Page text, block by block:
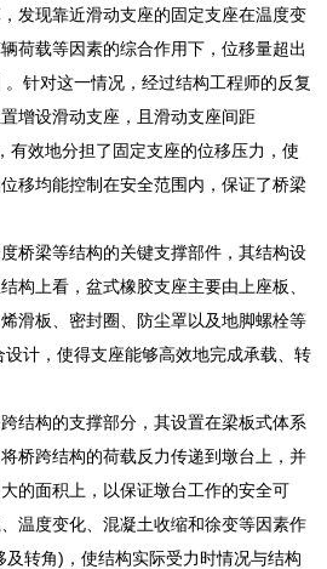
发现靠近滑动支座的固定支座在温度变
荷载等因素的综合作用下，位移量超出
针对这一情况，经过结构工程师的反复
增设滑动支座，且滑动支座间距
有效地分担了固定支座的位移压力，使
移均能控制在安全范围内，保证了桥梁
桥梁等结构的关键支撑部件，其结构设
构上看，盆式橡胶支座主要由上座板、
滑板、密封圈、防尘罩以及地脚螺栓等
计，使得支座能够高效地完成承载、转
结构的支撑部分，其设置在梁板式体系
桥跨结构的荷载反力传递到墩台上，并
的面积上，以保证墩台工作的安全可
温度变化、混凝土收缩和徐变等因素作
及转角)，使结构实际受力时情况与结构